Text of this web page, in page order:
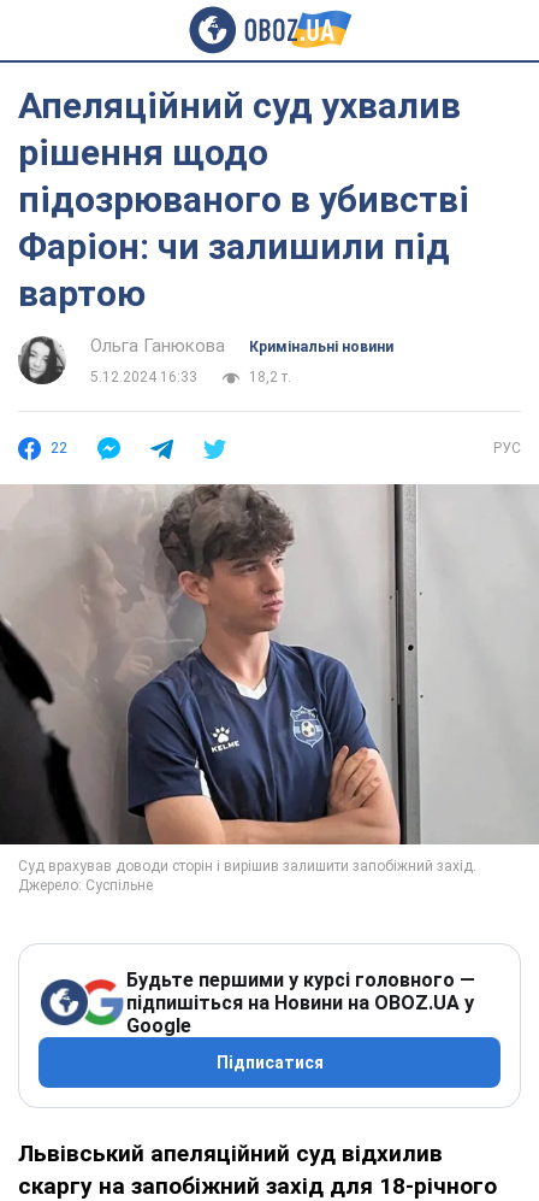
Апеляційний суд ухвалив
рішення щодо
підозрюваного в убивстві
Фаріон: чи залишили під
вартою
Ольга Ганюкова
Кримінальні новини
5.12.2024 16:33
18,2 т.
22 РУС
Будьте першими у курсі головного —
підпишіться на Новини на OBOZ.UA у
Google
Підписатися
Львівський апеляційний суд відхилив
скаргу на запобіжний захід для 18-річного